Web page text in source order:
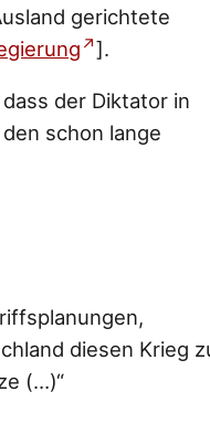
gerichtete
].
der Diktator in
schon lange
diesen Krieg
(…)“